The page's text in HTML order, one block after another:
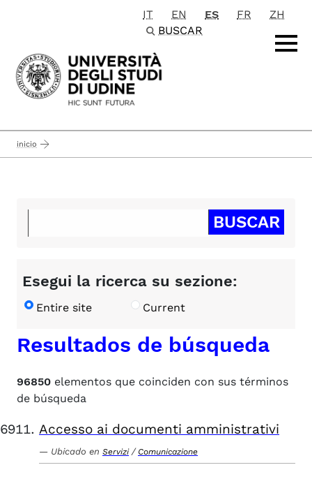
Passa al contenuto principale
IT EN ES FR
ZH
BUSCAR
inicio
Esegui la ricerca su sezione:
Entire site Current
Resultados de búsqueda
96850 elementos que coinciden con sus términos
de búsqueda
Accesso ai documenti amministrativi
Ubicado en Servizi / Comunicazione